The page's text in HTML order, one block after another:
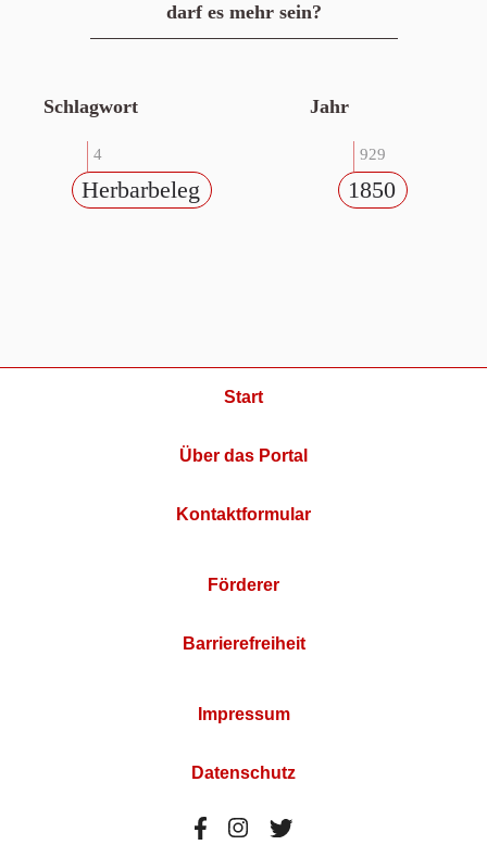
darf es mehr sein?
Schlagwort
4
Herbarbeleg
Jahr
929
1850
Start
Über das Portal
Kontaktformular
Förderer
Barrierefreiheit
Impressum
Datenschutz